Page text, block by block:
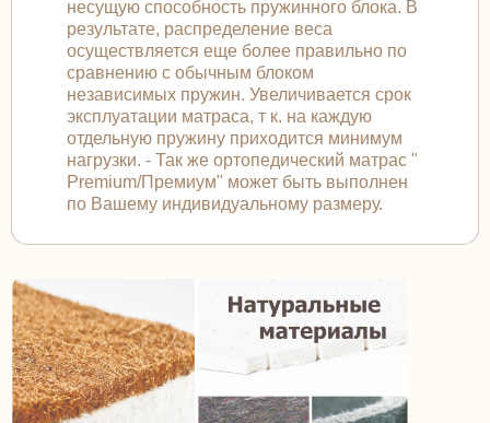
несущую способность пружинного блока. В
результате, распределение веса
осуществляется еще более правильно по
сравнению с обычным блоком
независимых пружин. Увеличивается срок
эксплуатации матраса, т к. на каждую
отдельную пружину приходится минимум
нагрузки. - Так же ортопедический матрас "
Premium/Премиум" может быть выполнен
по Вашему индивидуальному размеру.